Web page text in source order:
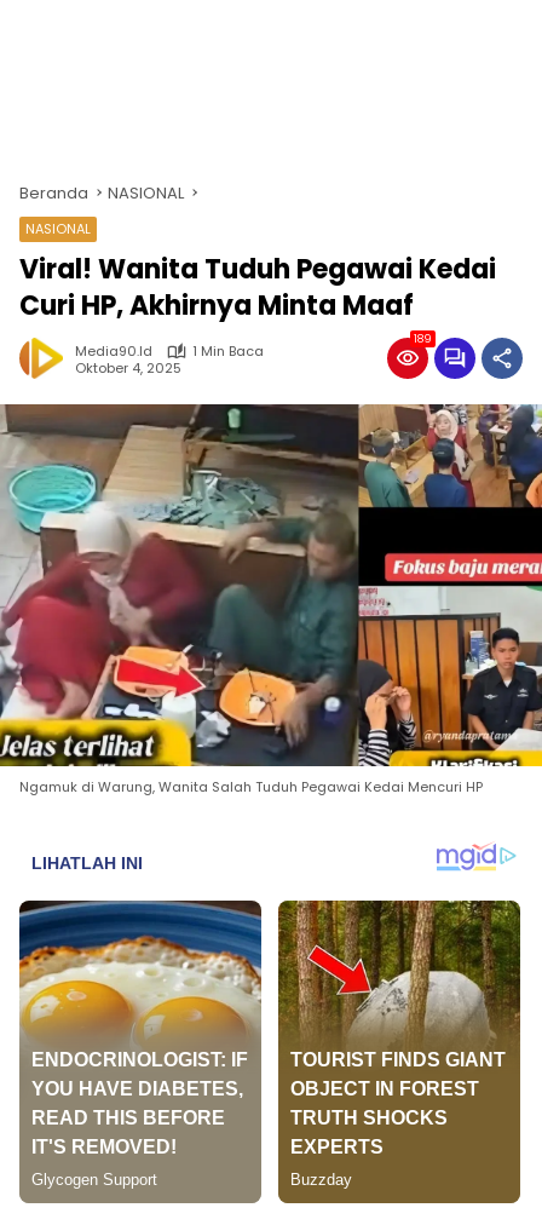
Beranda NASIONAL
NASIONAL
Viral! Wanita Tuduh Pegawai Kedai
Curi HP, Akhirnya Minta Maaf
Media90.id
1 Min Baca
Oktober 4, 2025
189
Ngamuk di Warung, Wanita Salah Tuduh Pegawai Kedai Mencuri HP